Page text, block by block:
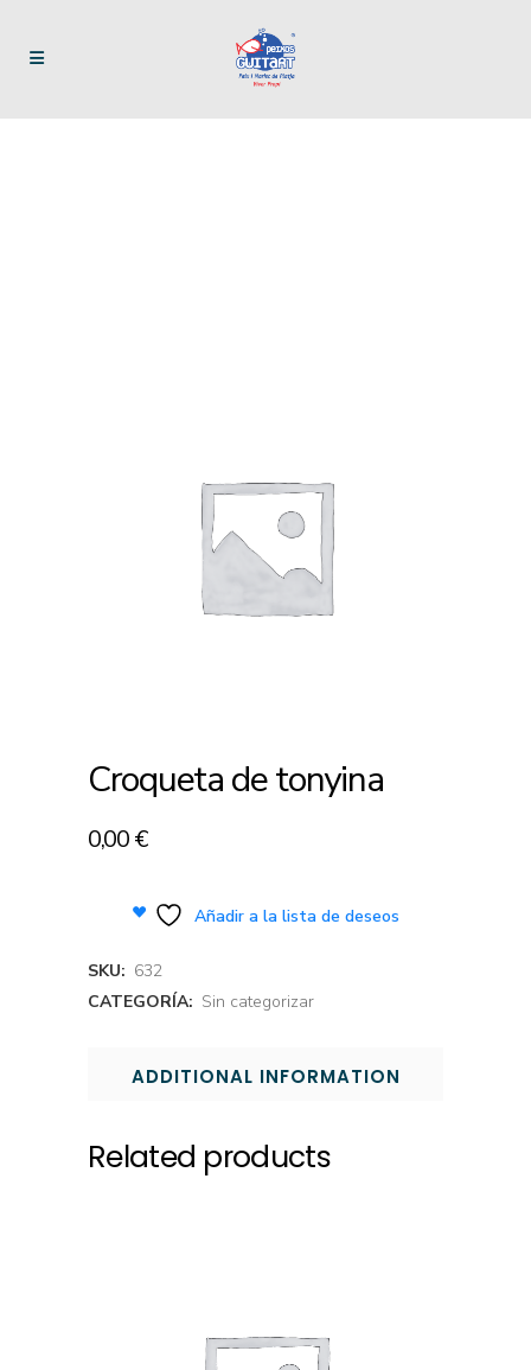
Croqueta de tonyina
0,00€
Añadir a la lista de deseos
SKU: 632
CATEGORÍA: Sin categorizar
ADDITIONAL INFORMATION
Related products